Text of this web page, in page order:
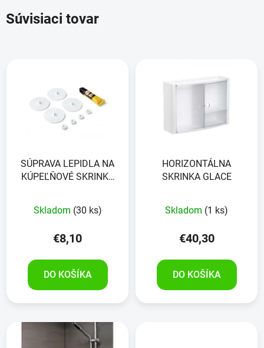
Súvisiaci tovar
SÚPRAVA LEPIDLA NA
KÚPEĽŇOVÉ SKRINKY
Skladom (30 ks)
€8,10
DO KOŠÍKA
HORIZONTÁLNA
SKRINKA GLACE
Skladom (1 ks)
€40,30
DO KOŠÍKA